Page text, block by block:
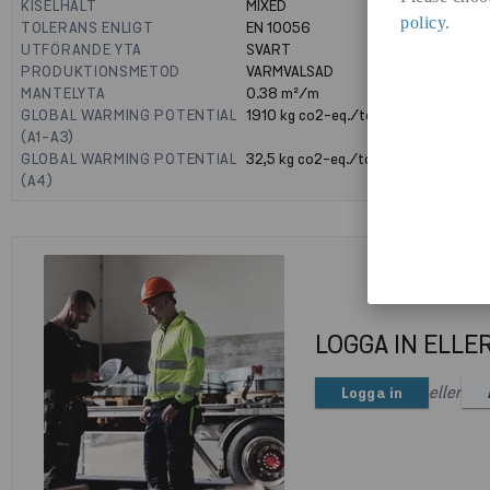
policy.
KISELHALT
MIXED
TOLERANS ENLIGT
EN 10056
UTFÖRANDE YTA
SVART
PRODUKTIONSMETOD
VARMVALSAD
MANTELYTA
0.38m²/m
GLOBAL WARMING POTENTIAL
(A1-A3)
1910kg co2-eq./ton
GLOBAL WARMING POTENTIAL
(A4)
32,5kg co2-eq./ton
LOGGA IN
Logga in eller